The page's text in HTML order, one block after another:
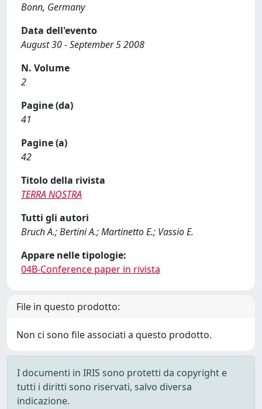
Bonn, Germany
Data dell'evento
August 30 - September 5 2008
N. Volume
2
Pagine (da)
41
Pagine (a)
42
Titolo della rivista
TERRA NOSTRA
Tutti gli autori
Bruch A.; Bertini A.; Martinetto E.; Vassio E.
Appare nelle tipologie:
04B-Conference paper in rivista
File in questo prodotto:
Non ci sono file associati a questo prodotto.
I documenti in IRIS sono protetti da copyright e
tutti i diritti sono riservati, salvo diversa
indicazione.